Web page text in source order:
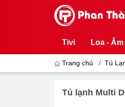
Tivi Loa -
Trang chủ / Tủ
Tủ lạnh Multi